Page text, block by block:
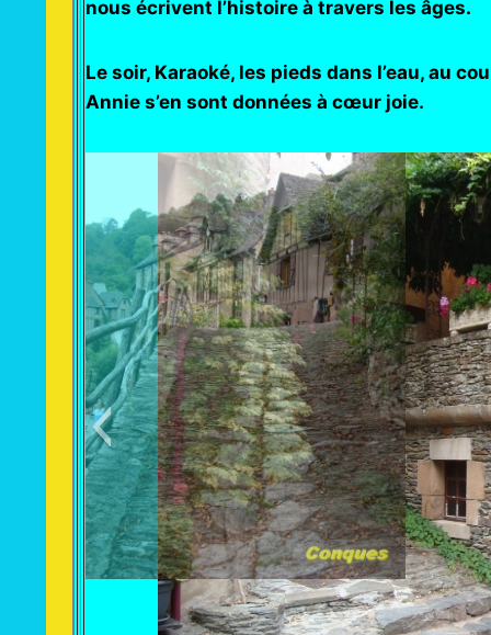
nous écrivent l’histoire à travers les âges.
Le soir, Karaoké, les pieds dans l’eau, au
Annie s’en sont données à cœur joie.